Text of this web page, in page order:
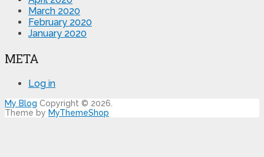
March 2020
February 2020
January 2020
META
Log in
My Blog Copyright © 2026.
Theme by MyThemeShop